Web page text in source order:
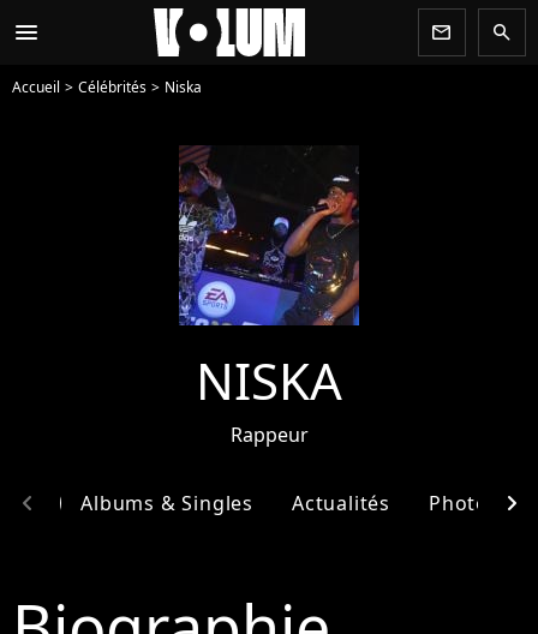
menu newsletter search
Accueil Célébrités Niska
NISKA
Rappeur
Albums & Singles Actualités Photos
chevron_left chevron_right